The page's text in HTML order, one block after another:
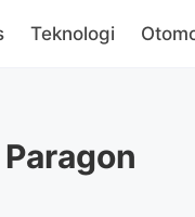
Teknologi